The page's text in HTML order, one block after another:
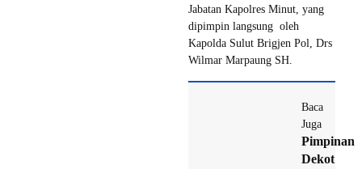
Jabatan Kapolres Minut, yang
dipimpin langsung oleh
Kapolda Sulut Brigjen Pol, Drs
Wilmar Marpaung SH.
Baca
Juga
Pimpinan
Dekot